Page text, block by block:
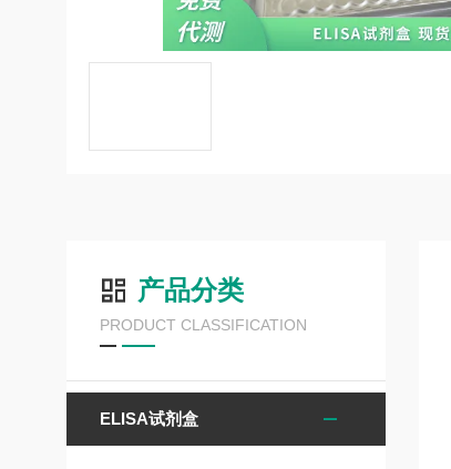
产品分类
PRODUCT CLASSIFICATION
ELISA试剂盒